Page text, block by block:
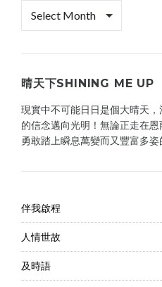
晴天下SHINING ME UP
現實中不可能日日是個大晴天
的信念邁向光明！無論正走在
勇敢踏上瞬息萬變而又豐富多姿
伴我啟程
人情世故
及時語